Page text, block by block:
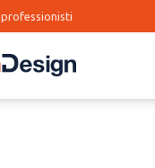
professionisti